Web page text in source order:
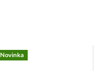
Novinka